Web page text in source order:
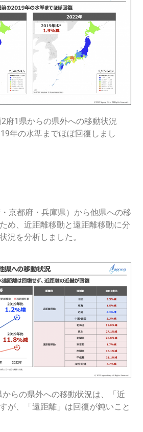
府1県からの県外への移動状況
年の水準までほぼ回復しまし
京都府 ・兵庫県） から他県への移
め、 近距離移動と遠距離移動に分
況を分析しました。
らの県外への移動状況は、
「近
が、「遠距離」は回復が鈍いこと